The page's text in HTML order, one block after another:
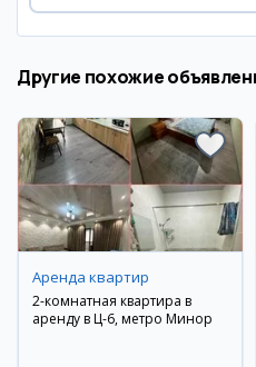
Другие похожие
Аренда квартир
2-комнатная квартира в
аренду в Ц-6, метро Минор